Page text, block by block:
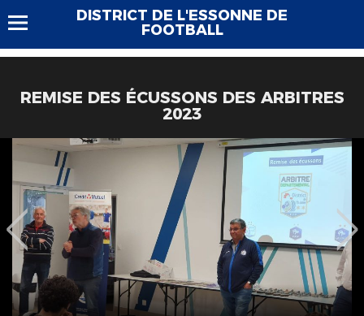
DISTRICT DE L'ESSONNE DE
FOOTBALL
REMISE DES ÉCUSSONS DES ARBITRES
2023